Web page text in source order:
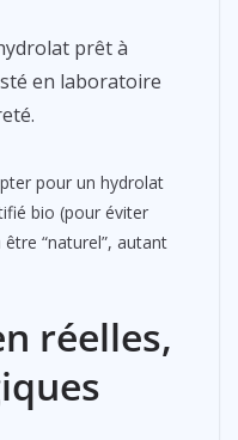
prêt à
en laboratoire
pour un hydrolat
bio (pour éviter
“naturel”, autant
réelles,